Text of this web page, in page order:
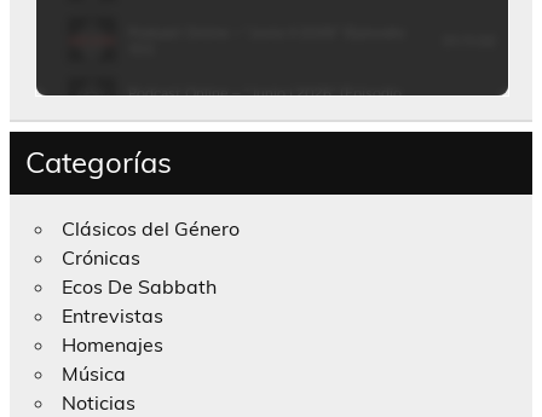
Categorías
Clásicos del Género
Crónicas
Ecos De Sabbath
Entrevistas
Homenajes
Música
Noticias